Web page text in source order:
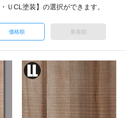
ＵCL塗装】の選択ができます。
価格順 新着順